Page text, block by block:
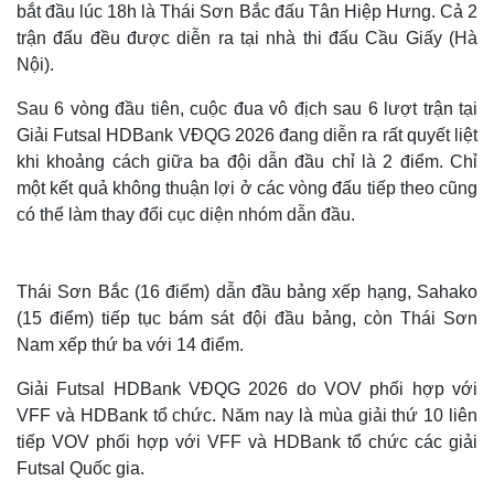
bắt đầu lúc 18h là Thái Sơn Bắc đấu Tân Hiệp Hưng. Cả 2
trận đấu đều được diễn ra tại nhà thi đấu Cầu Giấy (Hà
Nội).
Sau 6 vòng đầu tiên, cuộc đua vô địch sau 6 lượt trận tại
Giải Futsal HDBank VĐQG 2026 đang diễn ra rất quyết liệt
khi khoảng cách giữa ba đội dẫn đầu chỉ là 2 điểm. Chỉ
một kết quả không thuận lợi ở các vòng đấu tiếp theo cũng
có thể làm thay đổi cục diện nhóm dẫn đầu.
Thái Sơn Bắc (16 điểm) dẫn đầu bảng xếp hạng, Sahako
(15 điểm) tiếp tục bám sát đội đầu bảng, còn Thái Sơn
Nam xếp thứ ba với 14 điểm.
Giải Futsal HDBank VĐQG 2026 do VOV phối hợp với
VFF và HDBank tổ chức. Năm nay là mùa giải thứ 10 liên
tiếp VOV phối hợp với VFF và HDBank tổ chức các giải
Futsal Quốc gia.